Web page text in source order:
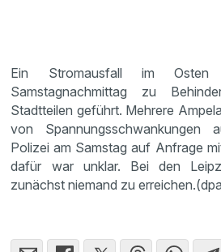
Ein Stromausfall im
Samstagnachmittag zu
Stadtteilen geführt. Mehrere
von Spannungsschwankungen
Polizei am Samstag auf Anfrage
dafür war unklar. Bei den
zunächst niemand zu